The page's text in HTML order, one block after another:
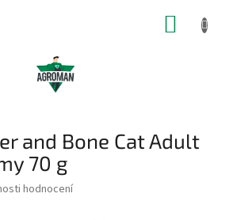
and Bone Cat Adult
70 g
hodnocení